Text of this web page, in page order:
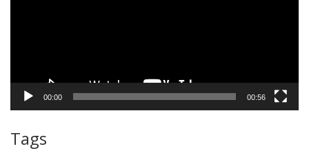
00:00 00:56
Tags